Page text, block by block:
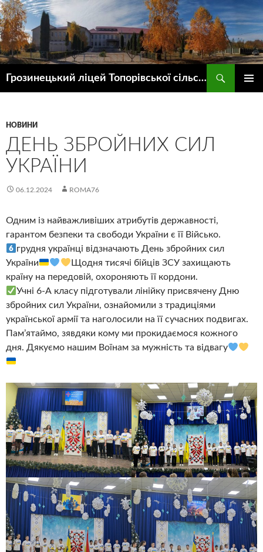
Грозинецький ліцей Топорівської сільської ради
НОВИНИ
ДЕНЬ ЗБРОЙНИХ СИЛ
УКРАЇНИ
06.12.2024 ROMA76
Одним із найважливіших атрибутів державності,
гарантом безпеки та свободи України є її Військо.
грудня українці відзначають День збройних сил
України
Щодня тисячі бійців ЗСУ захищають
країну на передовій, охороняють її кордони.
Учні 6-А класу підготували лінійку присвячену Дню
збройних сил України, ознайомили з традиціями
української армії та наголосили на її сучасних подвигах.
Памʼятаймо, зявдяки кому ми прокидаємося кожного
дня. Дякуємо нашим Воїнам за мужність та відвагу